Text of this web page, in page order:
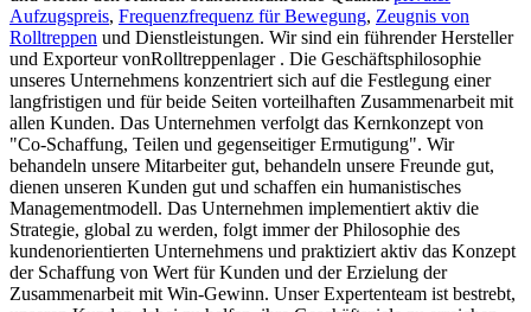
Aufzugspreis, Frequenzfrequenz für Bewegung, Zeugnis von
Rolltreppen und Dienstleistungen. Wir sind ein führender Hersteller
und Exporteur vonRolltreppenlager . Die Geschäftsphilosophie
unseres Unternehmens konzentriert sich auf die Festlegung einer
langfristigen und für beide Seiten vorteilhaften Zusammenarbeit mit
allen Kunden. Das Unternehmen verfolgt das Kernkonzept von
"Co-Schaffung, Teilen und gegenseitiger Ermutigung". Wir
behandeln unsere Mitarbeiter gut, behandeln unsere Freunde gut,
dienen unseren Kunden gut und schaffen ein humanistisches
Managementmodell. Das Unternehmen implementiert aktiv die
Strategie, global zu werden, folgt immer der Philosophie des
kundenorientierten Unternehmens und praktiziert aktiv das Konzept
der Schaffung von Wert für Kunden und der Erzielung der
Zusammenarbeit mit Win-Gewinn. Unser Expertenteam ist bestrebt,